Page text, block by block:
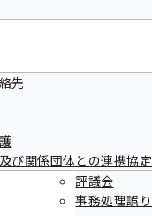
先
び関係団体との連携協定
評議会
事務処理誤り